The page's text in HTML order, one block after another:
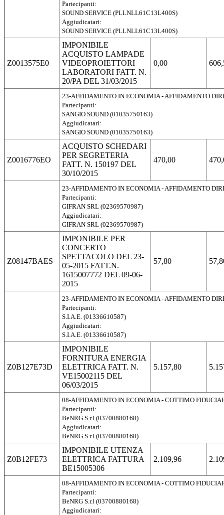
Partecipanti:
SOUND SERVICE (PLLNLL61C13L400S)
Aggiudicatari:
SOUND SERVICE (PLLNLL61C13L400S)
Z0013575E0
IMPONIBILE
ACQUISTO LAMPADE
VIDEOPROIETTORI
LABORATORI FATT. N.
20/PA DEL 31/03/2015
0,00
23-AFFIDAMENTO IN ECONOMIA - AFFIDAMENTO
Partecipanti:
SANGIO SOUND (01035750163)
Aggiudicatari:
SANGIO SOUND (01035750163)
Z0016776EO
ACQUISTO SCHEDARI
PER SEGRETERIA
FATT. N. 150197 DEL
30/10/2015
470,00
23-AFFIDAMENTO IN ECONOMIA - AFFIDAMENTO
Partecipanti:
GIFRAN SRL (02369570987)
Aggiudicatari:
GIFRAN SRL (02369570987)
Z08147BAES
IMPONIBILE PER
CONCERTO
SPETTACOLO DEL 23-
05-2015 FATT.N.
1615007772 DEL 09-06-
2015
57,80
23-AFFIDAMENTO IN ECONOMIA - AFFIDAMENTO
Partecipanti:
S.I.A.E. (01336610587)
Aggiudicatari:
S.I.A.E. (01336610587)
Z0B127E73D
IMPONIBILE
FORNITURA ENERGIA
ELETTRICA FATT. N.
VE15002115 DEL
06/03/2015
5.157,80
08-AFFIDAMENTO IN ECONOMIA - COTTIMO
Partecipanti:
BeNRG S.r.l (03700880168)
Aggiudicatari:
BeNRG S.r.l (03700880168)
Z0B12FE73
IMPONIBILE UTENZA
ELETTRICA FATTURA
BE15005306
2.109,96
08-AFFIDAMENTO IN ECONOMIA - COTTIMO
Partecipanti:
BeNRG S.r.l (03700880168)
Aggiudicatari: